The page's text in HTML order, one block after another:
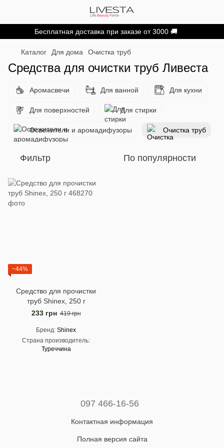
Бесплатная доставка при заказе от 3000 🚚
Каталог Для дома Очистка труб
Средства для очистки труб Ливеста
Аромасвечи Для ванной Для кухни
Для поверхностей Для стирки
Освежители и аромадифузоры Очистка труб
Фильтр По популярности
−44%
Средство для прочистки
труб Shinex, 250 г
233 грн 419 грн
Бренд Shinex
Страна производитель
Туреччина
097 466-16-56
Контактная информация
Полная версия сайта